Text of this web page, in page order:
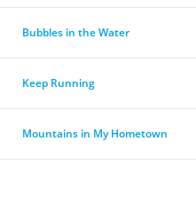
Bubbles in the Water
Keep Running
Mountains in My Hometown